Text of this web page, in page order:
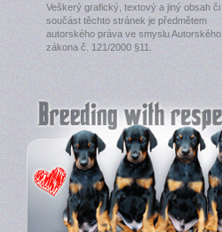
Veškerý grafický, textový a jiný obsah či
součást těchto stránek je předmětem
autorského práva ve smyslu Autorského
zákona č. 121/2000 §11.